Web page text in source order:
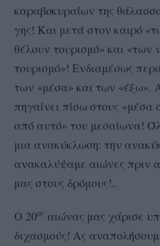
καραβοκυραίων της
γης! Και μετά στον καιρό
θέλουν τουρισμό» και «των
τουρισμό»! Ενδιαμέσως
των «μέσα» και των «έξω».
πηγαίνει πίσω στους
από αυτό» του μεσαίωνα!
μια ανακύκλωση: την
ανακαλύψαμε αιώνες πριν
μας στους δρόμους!..
Ο 20ος αιώνας μας χάρισε
διχασμούς! Ας